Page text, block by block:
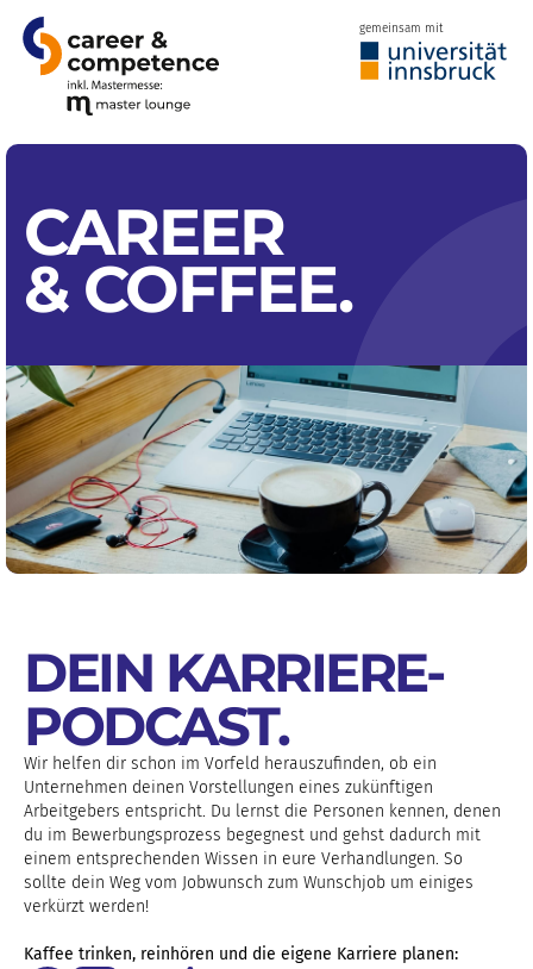
gemeinsam mit
CAREER
&COFFEE.
DEIN KARRIERE-
PODCAST.
Wir helfen dir schon im Vorfeld herauszufinden, ob ein
Unternehmen deinen Vorstellungen eines zukünftigen
Arbeitgebers entspricht. Du lernst die Personen kennen, denen
du im Bewerbungsprozess begegnest und gehst dadurch mit
einem entsprechenden Wissen in eure Verhandlungen. So
sollte dein Weg vom Jobwunsch zum Wunschjob um einiges
verkürzt werden!
Kaffee trinken, reinhören und die eigene Karriere planen: